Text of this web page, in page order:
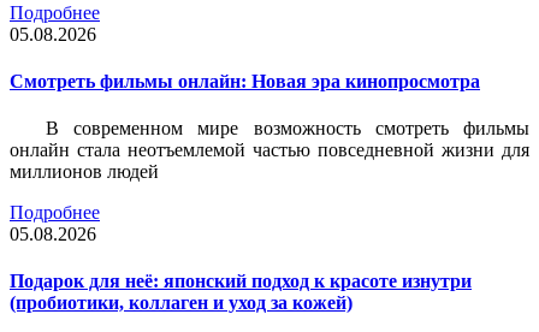
Подробнее
05.08.2026
Смотреть фильмы онлайн: Новая эра кинопросмотра
В современном мире возможность смотреть фильмы
онлайн стала неотъемлемой частью повседневной жизни для
миллионов людей
Подробнее
05.08.2026
Подарок для неё: японский подход к красоте изнутри
(пробиотики, коллаген и уход за кожей)